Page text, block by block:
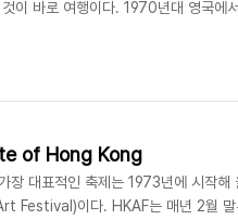
이 바로 여행이다. 1970년대 영국에
인식하기 시작했으며, ‘소확행’ 등의
장 확실한 방법 중 하나다. 이에 따라
of Hong Kong
장 대표적인 축제는 1973년에 시작해
Festival)이다. HKAF는 매년 2월 말